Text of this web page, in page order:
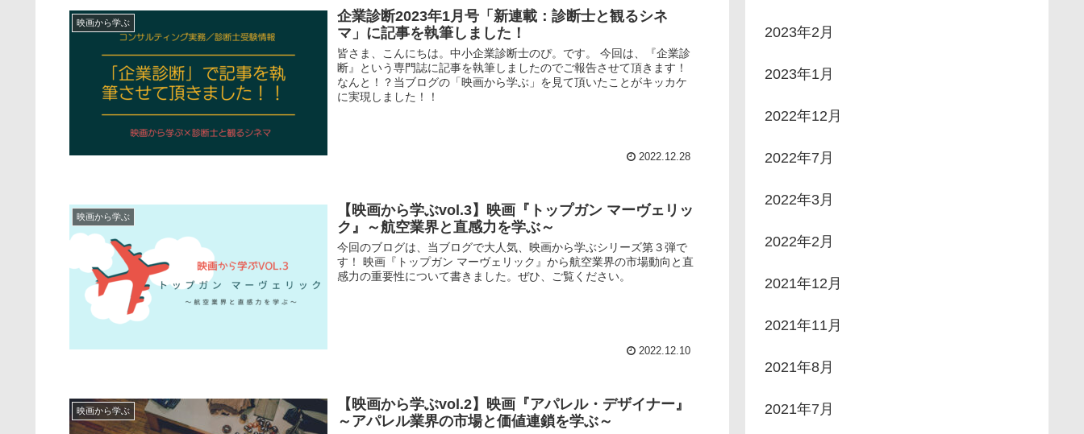
映画から学ぶ
企業診断2023年1月号「新連載：診断士と観るシネ
マ」に記事を執筆しました！
皆さま、こんにちは。中小企業診断士のぴ。です。 今回は、『企業診
断』という専門誌に記事を執筆しましたのでご報告させて頂きます！
なんと！？当ブログの「映画から学ぶ」を見て頂いたことがキッカケ
に実現しました！！
2022.12.28
映画から学ぶ
【映画から学ぶvol.3】映画『トップガン マーヴェリッ
ク』～航空業界と直感力を学ぶ～
今回のブログは、当ブログで大人気、映画から学ぶシリーズ第３弾で
す！ 映画『トップガン マーヴェリック』から航空業界の市場動向と直
感力の重要性について書きました。ぜひ、ご覧ください。
2022.12.10
映画から学ぶ
【映画から学ぶvol.2】映画『アパレル・デザイナー』
～アパレル業界の市場と価値連鎖を学ぶ～
2023年2月
2023年1月
2022年12月
2022年7月
2022年3月
2022年2月
2021年12月
2021年11月
2021年8月
2021年7月